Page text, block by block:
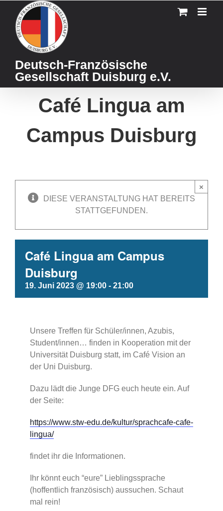
content
Deutsch-Französische
Gesellschaft Duisburg e.V.
Café Lingua am
Campus Duisburg
DIESE VERANSTALTUNG HAT BEREITS
STATTGEFUNDEN.
×
Café Lingua am Campus
Duisburg
19. Juni 2023 @ 19:00 - 21:00
Unsere Treffen für Schüler/innen, Azubis,
Student/innen… finden in Kooperation mit der
Universität Duisburg statt, im Café Vision an
der Uni Duisburg.
Dazu lädt die Junge DFG euch heute ein. Auf
der Seite:
https://www.stw-edu.de/kultur/sprachcafe-cafe-
lingua/
findet ihr die Informationen.
Ihr könnt euch “eure” Lieblingssprache
(hoffentlich französisch) aussuchen. Schaut
mal rein!